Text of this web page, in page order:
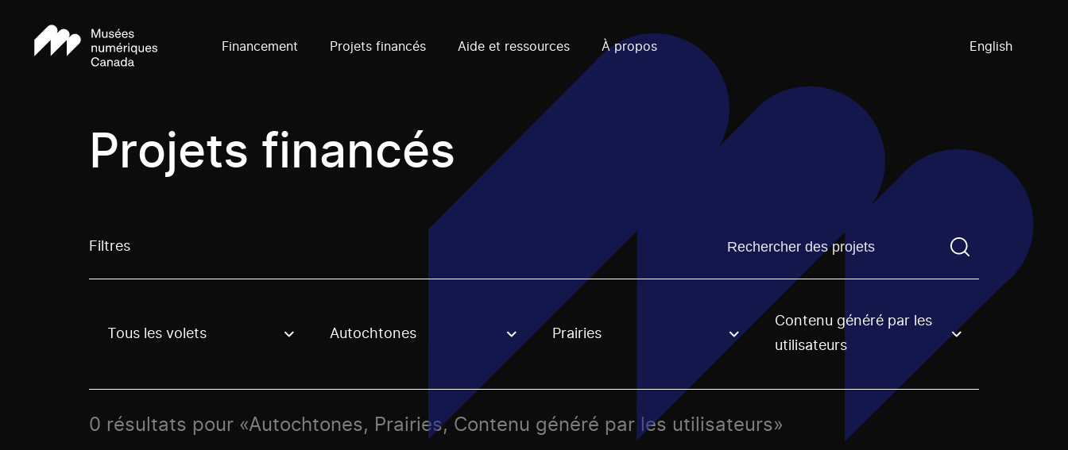
Financement Projets financés Aide et ressources À propos English
Projets financés
Filtres Trouvez un projetVous devez saisir un terme de
Use these options to filter projects by topic, stream or regon. The filter will be applied when selecting an option.
Tous les volets Autochtones Prairies
Contenu généré par les
utilisateurs
0 résultats pour «Autochtones, Prairies, Contenu généré par les utilisateurs»